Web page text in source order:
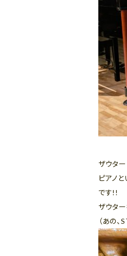
ザウタ
ピアノ
です!!
ザウタ
（あの